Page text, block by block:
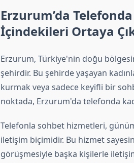
Erzurum’da
İçindekileri Ortaya
Erzurum, Türkiye'nin doğu
şehirdir. Bu şehirde yaşayan
kurmak veya sadece keyifli bir
noktada, Erzurum'da telefonda
Telefonla sohbet hizmetleri,
iletişim biçimidir. Bu hizmet
görüşmesiyle başka kişilerle